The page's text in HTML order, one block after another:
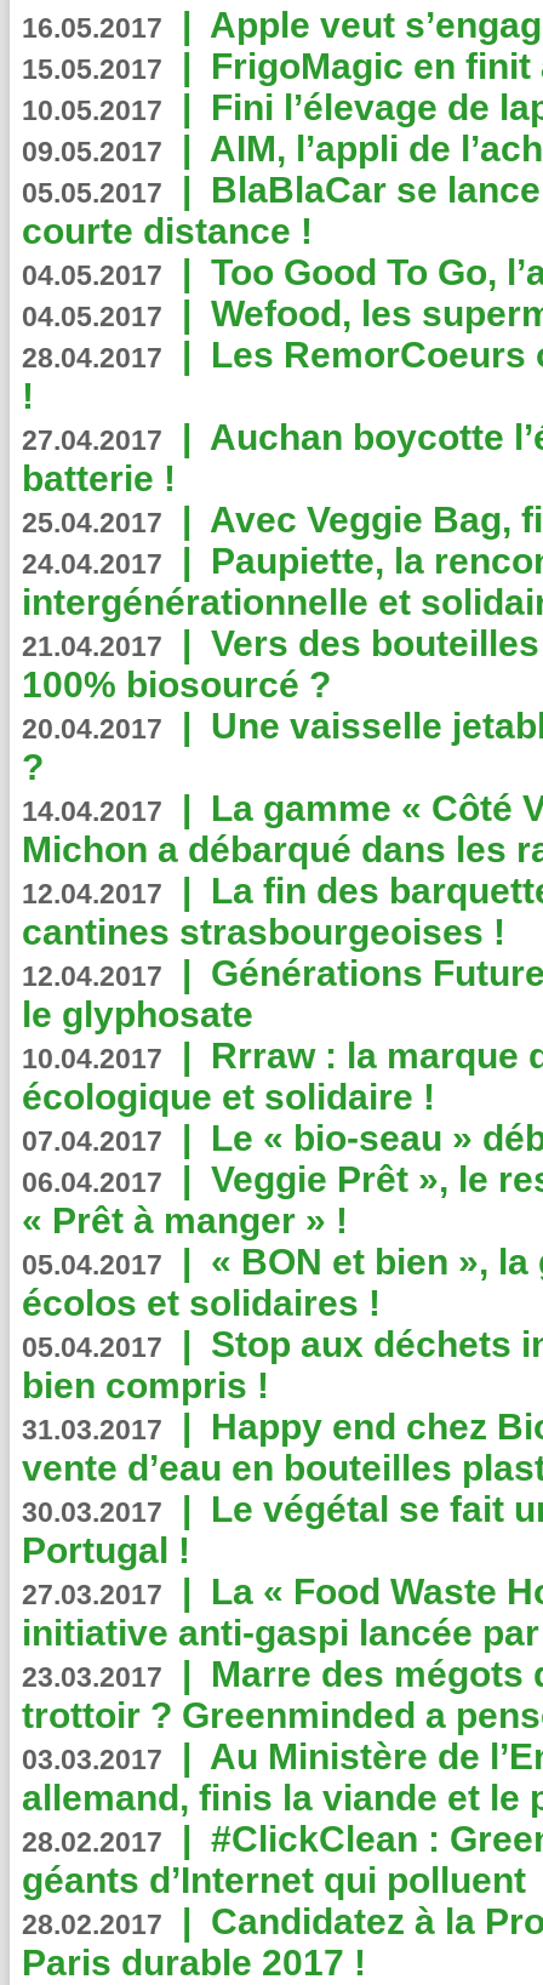
16.05.2017 | Apple veut
15.05.2017 | FrigoMagic en
10.05.2017 | Fini l’élevage de
09.05.2017 | AIM, l’appli de
05.05.2017 | BlaBlaCar se
courte distance !
04.05.2017 | Too Good To Go,
04.05.2017 | Wefood, les
28.04.2017 | Les RemorCoeurs
!
27.04.2017 | Auchan boycotte
batterie !
25.04.2017 | Avec Veggie Bag,
24.04.2017 | Paupiette, la
intergénérationnelle et
21.04.2017 | Vers des
100% biosourcé ?
20.04.2017 | Une vaisselle
?
14.04.2017 | La gamme « Côté
Michon a débarqué dans les
12.04.2017 | La fin des
cantines strasbourgeoises !
12.04.2017 | Générations
le glyphosate
10.04.2017 | Rrraw : la marque
écologique et solidaire !
07.04.2017 | Le « bio-seau »
06.04.2017 | Veggie Prêt », le
« Prêt à manger » !
05.04.2017 | « BON et bien »,
écolos et solidaires !
05.04.2017 | Stop aux déchets
bien compris !
31.03.2017 | Happy end chez
vente d’eau en bouteilles
30.03.2017 | Le végétal se fait
Portugal !
27.03.2017 | La « Food Waste
initiative anti-gaspi lancée
23.03.2017 | Marre des mégots
trottoir ? Greenminded a
03.03.2017 | Au Ministère de
allemand, finis la viande et le
28.02.2017 | #ClickClean :
géants d’Internet qui polluent
28.02.2017 | Candidatez à la
Paris durable 2017 !